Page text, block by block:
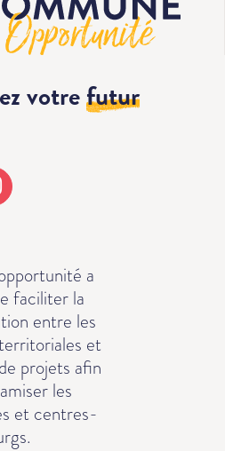
votrefutur
a
faciliter la
entre les
et
projets afin
les
et centres-